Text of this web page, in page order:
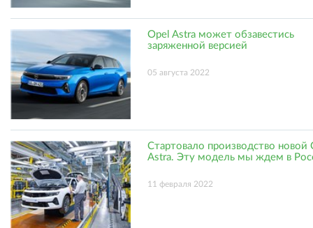
Opel Astra может обзавестись
заряженной версией
05 августа 2022
Стартовало производство новой
Astra. Эту модель мы ждем в
11 февраля 2022